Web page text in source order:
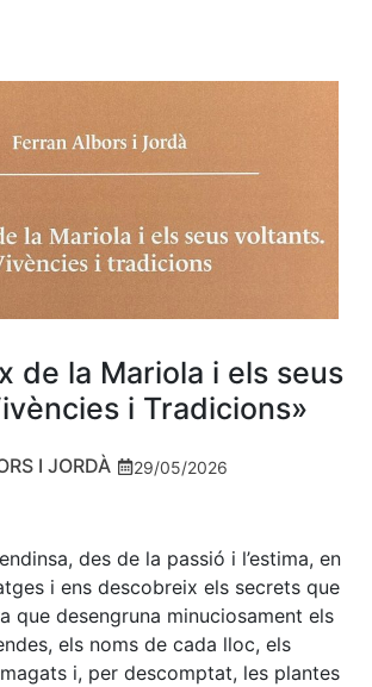
de la Mariola i els seus
i Tradicions»
I JORDÀ 29/05/2026
des de la passió i l’estima, en
i ens descobreix els secrets que
que desengruna minuciosament els
els noms de cada lloc, els
i, per descomptat, les plantes